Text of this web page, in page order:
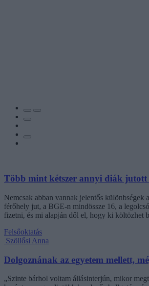
Több mint kétszer annyi diák jutott
Nemcsak abban vannak jelentős
férőhely jut, a BGE-n mindössze 16, a
fizetni, és mi alapján dől el, hogy ki költözhet
Felsőoktatás
Szöllősi Anna
Dolgoznának az egyetem mellett,
„Szinte bárhol voltam állásinterjún, mikor